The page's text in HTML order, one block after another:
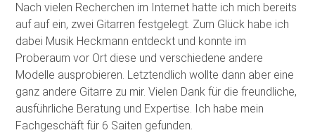
Nach vielen Recherchen im Internet hatte ich mich bereits
auf auf ein, zwei Gitarren festgelegt. Zum Glück habe ich
dabei Musik Heckmann entdeckt und konnte im
Proberaum vor Ort diese und verschiedene andere
Modelle ausprobieren. Letztendlich wollte dann aber eine
ganz andere Gitarre zu mir. Vielen Dank für die freundliche,
ausführliche Beratung und Expertise. Ich habe mein
Fachgeschäft für 6 Saiten gefunden.